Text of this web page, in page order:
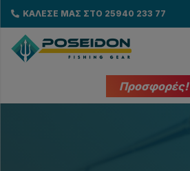
ΚΑΛΕΣΕ ΜΑΣ ΣΤΟ 25940 233 77
Προσφορές!